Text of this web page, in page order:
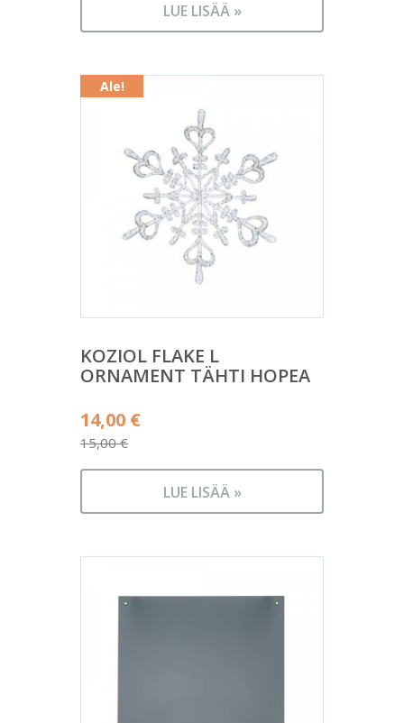
LUE LISÄÄ »
Ale!
KOZIOL FLAKE L
ORNAMENT TÄHTI HOPEA
15,00€
Alkuperäinen
hinta
oli:
14,00 €
Nykyinen
on:
LUE LISÄÄ »